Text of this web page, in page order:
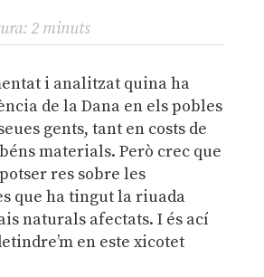
2 minuts
i analitzat quina ha
de la Dana en els pobles
gents, tant en costs de
materials. Però crec que
res sobre les
que ha tingut la riuada
naturals afectats. I és ací
en este xicotet